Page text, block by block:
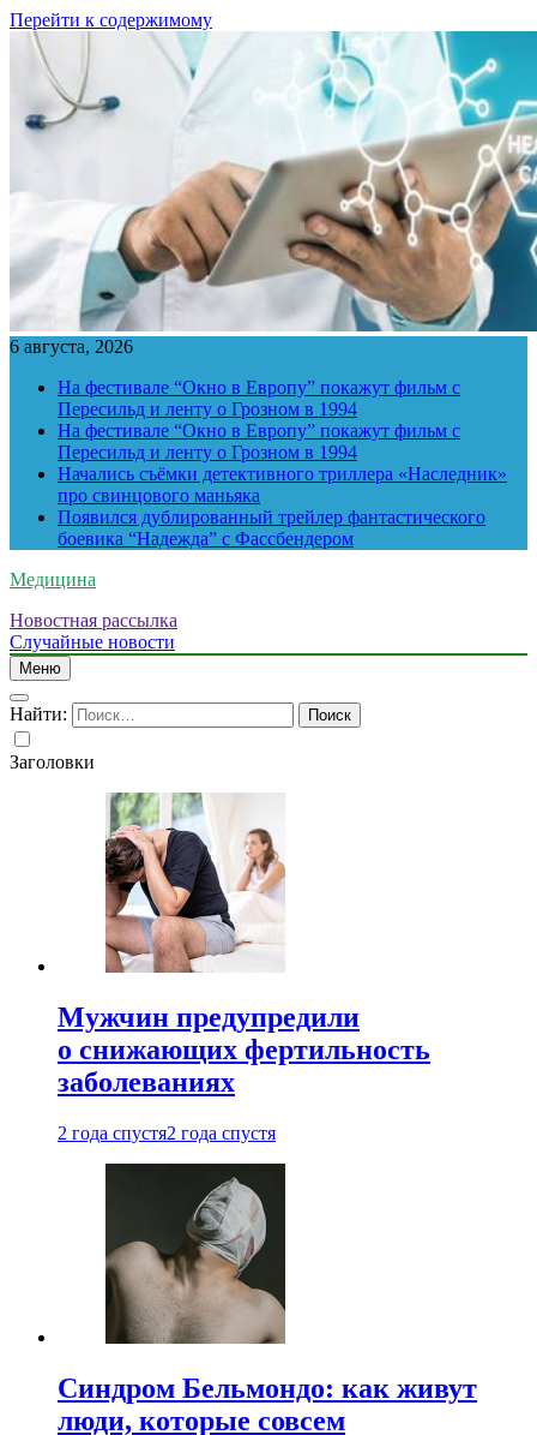
Перейти к содержимому
6 августа, 2026
На фестивале “Окно в Европу” покажут фильм с
Пересильд и ленту о Грозном в 1994
На фестивале “Окно в Европу” покажут фильм с
Пересильд и ленту о Грозном в 1994
Начались съёмки детективного триллера «Наследник»
про свинцового маньяка
Появился дублированный трейлер фантастического
боевика “Надежда” с Фассбендером
Медицина
Новостная рассылка
Случайные новости
Меню
Найти:
Заголовки
Мужчин предупредили
о снижающих фертильность
заболеваниях
2 года спустя2 года спустя
Синдром Бельмондо: как живут
люди, которые совсем